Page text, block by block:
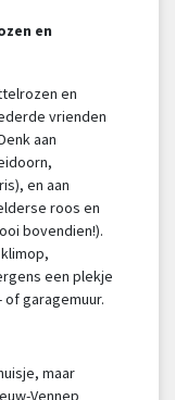
en
en
vrienden
aan
en aan
roos en
bovendien!).
een plekje
garagemuur.
maar
Vennep